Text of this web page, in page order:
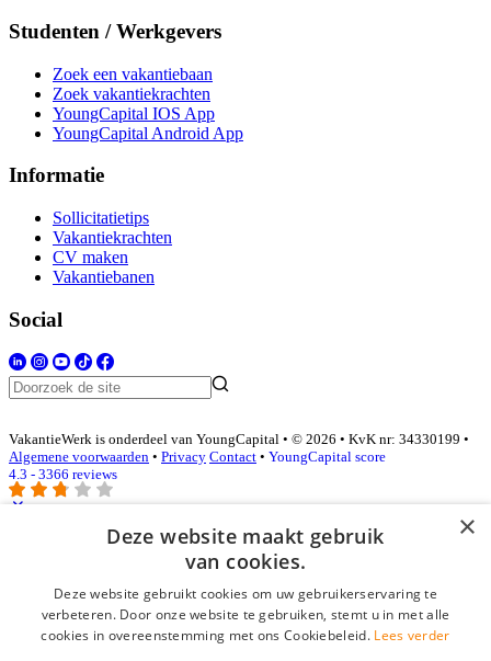
Studenten / Werkgevers
Zoek een vakantiebaan
Zoek vakantiekrachten
YoungCapital IOS App
YoungCapital Android App
Informatie
Sollicitatietips
Vakantiekrachten
CV maken
Vakantiebanen
Social
VakantieWerk is onderdeel van YoungCapital • © 2026 • KvK nr: 34330199 •
Algemene voorwaarden • Privacy Contact • YoungCapital score
4.3 - 3366 reviews
E-mail*
Wachtwoord
×
Deze website maakt gebruik
van cookies.
Deze website gebruikt cookies om uw gebruikerservaring te
verbeteren. Door onze website te gebruiken, stemt u in met alle
cookies in overeenstemming met ons Cookiebeleid. Lees verder